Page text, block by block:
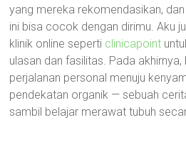
yang mereka rekomendasikan,
ini bisa cocok dengan dirimu. Aku
klinik online seperti clinicapoint
ulasan dan fasilitas. Pada
perjalanan personal menuju
pendekatan organik — sebuah
sambil belajar merawat tubuh